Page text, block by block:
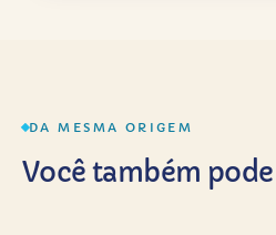
DA MESMA ORIGEM
Você também